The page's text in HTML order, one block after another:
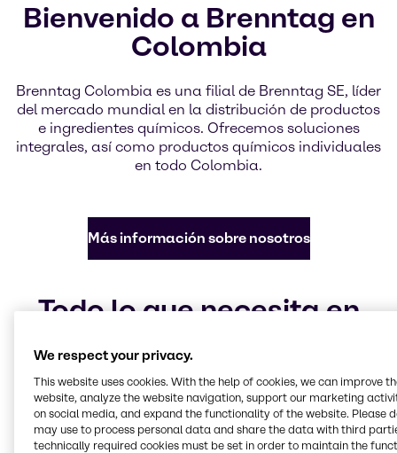
Bienvenido a Brenntag en
Colombia
Brenntag Colombia es una filial de Brenntag SE, líder
del mercado mundial en la distribución de productos
e ingredientes químicos. Ofrecemos soluciones
integrales, así como productos químicos individuales
en todo Colombia.
Más información sobre nosotros
Todo lo que necesita en
químicos
Nuestras industrias de enfoque
We respect your privacy.
This website uses cookies. With the help of cookies, we can improve
website, analyze the website navigation, support our marketing
on social media, and expand the functionality of the website. Please
may use to process personal data and share the data with third
technically required cookies must be set in order to maintain the